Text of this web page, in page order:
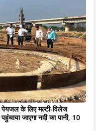
के लिए मल्टी-विलेज
जाएगा नदी का पानी, 10